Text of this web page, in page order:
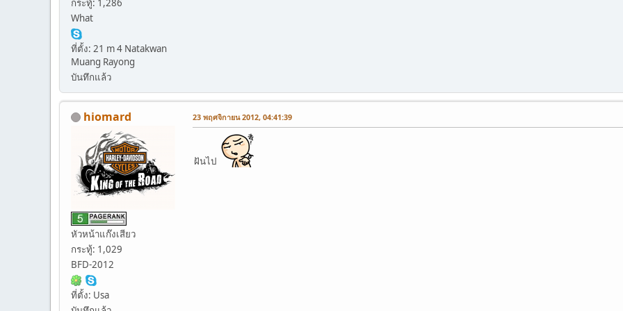
กระทู้: 1,286
What
ที่ตั้ง: 21 m 4 Natakwan
Muang Rayong
บันทึกแล้ว
hiomard
หัวหน้าแก๊งเสียว
กระทู้: 1,029
BFD-2012
ที่ตั้ง: Usa
23 พฤศจิกายน 2012, 04:41:39
ฝันไป